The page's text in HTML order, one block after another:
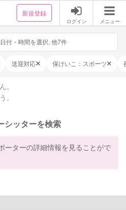
新規登録
ログイン メニュー
付・時間を選択, 他7件
送迎対応 保けいこ：スポーツ
。
。
シッターを検索
ーターの詳細情報を見ることがで